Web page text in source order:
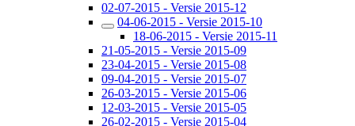
02-07-2015 - Versie 2015-12
04-06-2015 - Versie 2015-10
18-06-2015 - Versie 2015-11
21-05-2015 - Versie 2015-09
23-04-2015 - Versie 2015-08
09-04-2015 - Versie 2015-07
26-03-2015 - Versie 2015-06
12-03-2015 - Versie 2015-05
26-02-2015 - Versie 2015-04